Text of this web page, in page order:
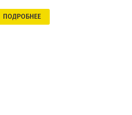
ПОДРОБНЕЕ